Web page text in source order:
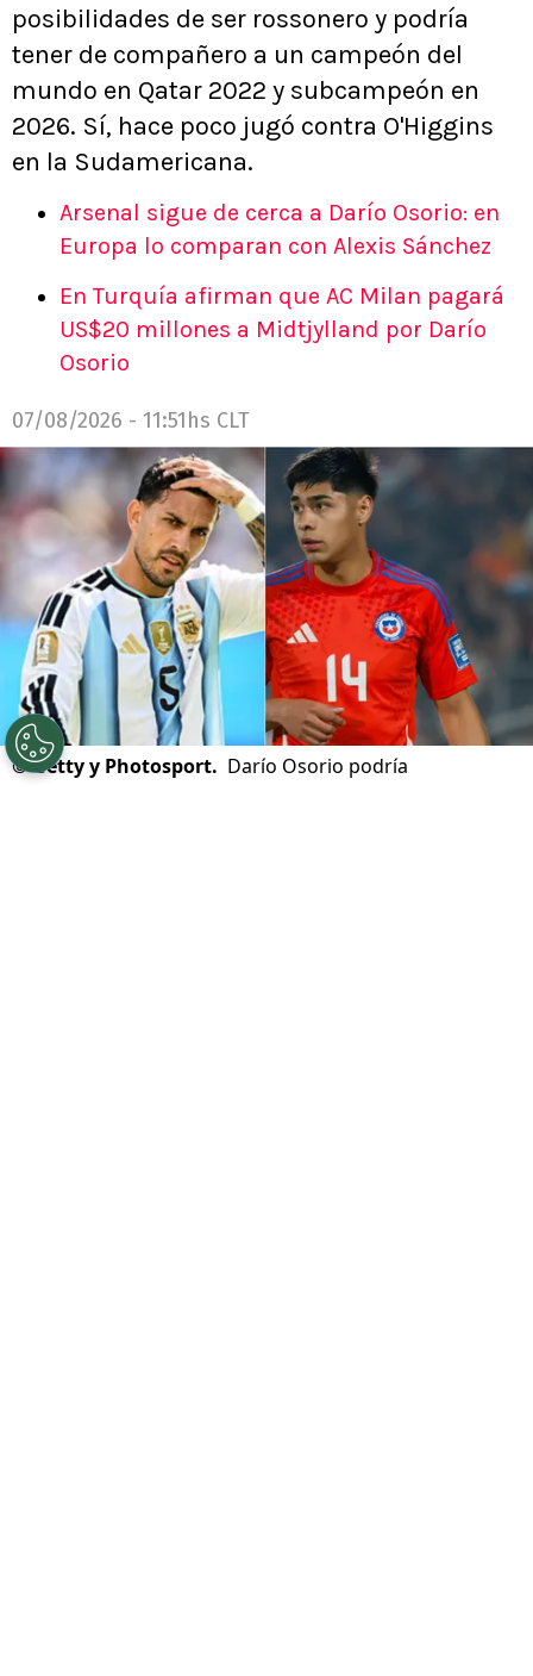
posibilidades de ser rossonero y podría
tener de compañero a un campeón del
mundo en Qatar 2022 y subcampeón en
2026. Sí, hace poco jugó contra O'Higgins
en la Sudamericana.
Arsenal sigue de cerca a Darío Osorio: en
Europa lo comparan con Alexis Sánchez
En Turquía afirman que AC Milan pagará
US$20 millones a Midtjylland por Darío
Osorio
07/08/2026 - 11:51hs CLT
©Getty y Photosport. Darío Osorio podría